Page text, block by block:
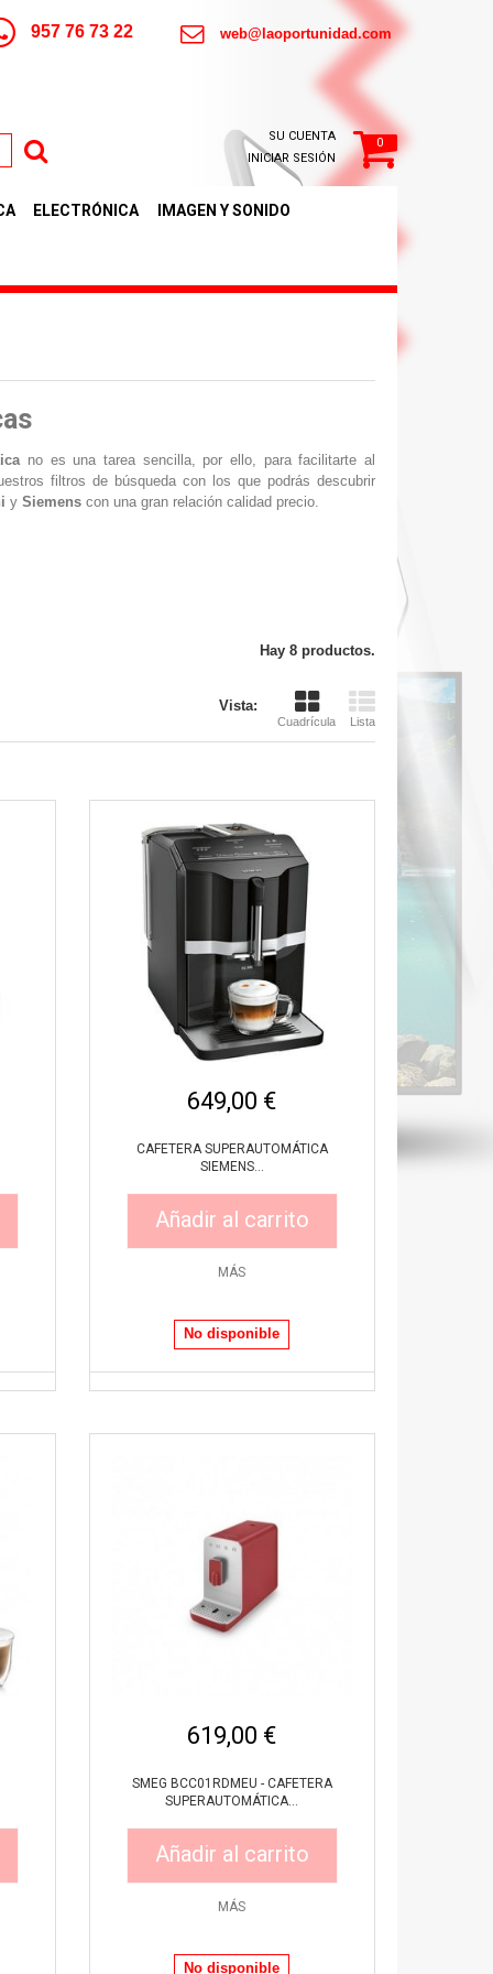
957 76 73 22 web@laoportunidad.com
0
SU CUENTA
INICIAR SESIÓN
ELECTRÓNICA IMAGEN Y SONIDO
no es una tarea sencilla, por ello, para facilitarte al
filtros de búsqueda con los que podrás descubrir
y Siemenscon una gran relación calidad precio.
Hay 8 productos.
Vista:
Cuadrícula Lista
649,00 €
CAFETERA SUPERAUTOMÁTICA
SIEMENS...
Añadir al carrito
MÁS
No disponible
619,00 €
SMEG BCC01RDMEU - CAFETERA
SUPERAUTOMÁTICA...
Añadir al carrito
MÁS
No disponible